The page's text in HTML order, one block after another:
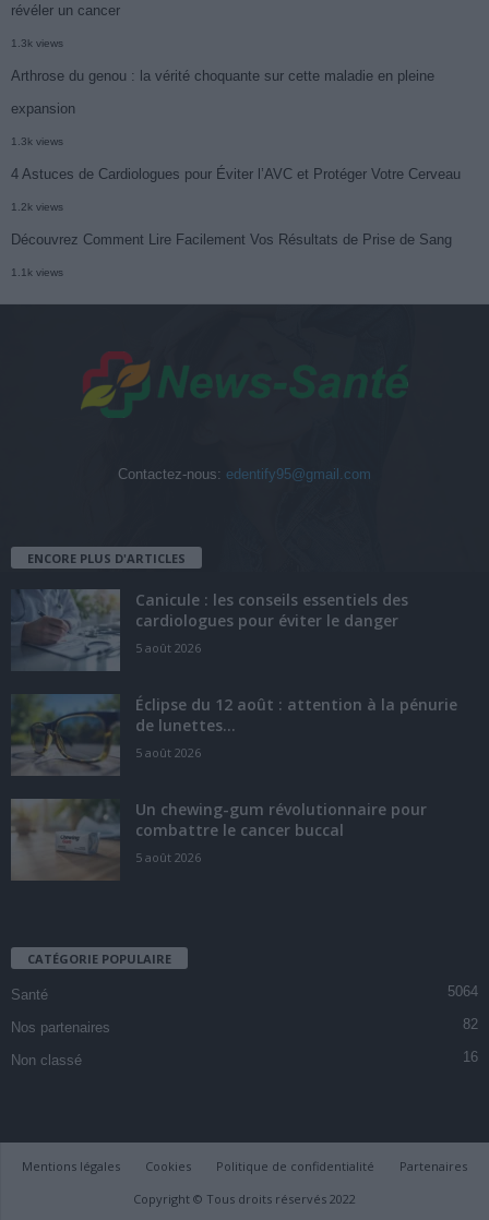
révéler un cancer
1.3k views
Arthrose du genou : la vérité choquante sur cette maladie en pleine
expansion
1.3k views
4 Astuces de Cardiologues pour Éviter l’AVC et Protéger Votre Cerveau
1.2k views
Découvrez Comment Lire Facilement Vos Résultats de Prise de Sang
1.1k views
Contactez-nous: edentify95@gmail.com
ENCORE PLUS D'ARTICLES
Canicule : les conseils essentiels des
cardiologues pour éviter le danger
5 août 2026
Éclipse du 12 août : attention à la pénurie
de lunettes...
5 août 2026
Un chewing-gum révolutionnaire pour
combattre le cancer buccal
5 août 2026
CATÉGORIE POPULAIRE
Santé 5064
Nos partenaires 82
Non classé 16
Mentions légales Cookies Politique de confidentialité
Partenaires
Copyright © Tous droits réservés 2022